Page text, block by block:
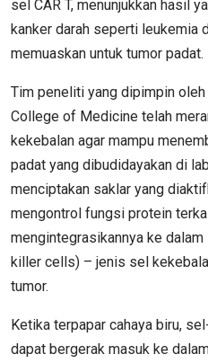
sel CAR T, menunjukkan hasil
kanker darah seperti leukemia
memuaskan untuk tumor padat.
Tim peneliti yang dipimpin
College of Medicine telah
kekebalan agar mampu
padat yang dibudidayakan di
menciptakan saklar yang
mengontrol fungsi protein
mengintegrasikannya ke
killer cells) – jenis sel
tumor.
Ketika terpapar cahaya biru,
dapat bergerak masuk ke